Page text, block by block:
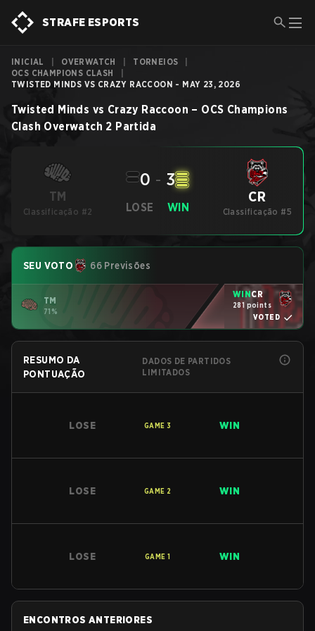
STRAFE ESPORTS
INICIAL OVERWATCH TORNEIOS
OCS CHAMPIONS CLASH
TWISTED MINDS VS CRAZY RACCOON - MAY 23, 2026
Twisted Minds vs Crazy Raccoon – OCS Champions
Clash Overwatch 2 Partida
TM
Classificação #2 LOSE
0 - 3
WIN
CR
Classificação #5
SEU VOTO 66 Previsões
TM
71%
WINCR
281 points
VOTED
RESUMO DA
PONTUAÇÃO
DADOS DE PARTIDOS
LIMITADOS
LOSE GAME 3 WIN
LOSE GAME 2 WIN
LOSE GAME 1 WIN
ENCONTROS ANTERIORES